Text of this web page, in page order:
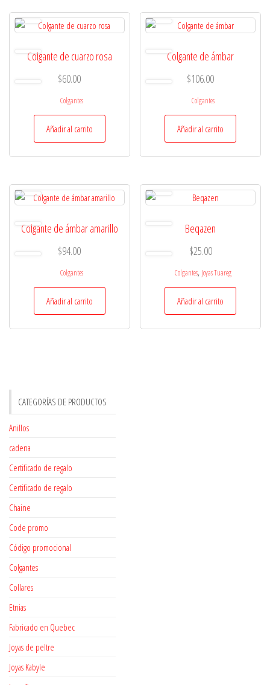
Colgante de cuarzo rosa
$60.00
Colgantes
Añadir al carrito
Colgante de ámbar
$106.00
Colgantes
Añadir al carrito
Colgante de ámbar amarillo
$94.00
Colgantes
Añadir al carrito
Beqazen
$25.00
Colgantes, Joyas Tuareg
Añadir al carrito
CATEGORÍAS DE PRODUCTOS
Anillos
cadena
Certificado de regalo
Certificado de regalo
Chaine
Code promo
Código promocional
Colgantes
Collares
Etnias
Fabricado en Quebec
Joyas de peltre
Joyas Kabyle